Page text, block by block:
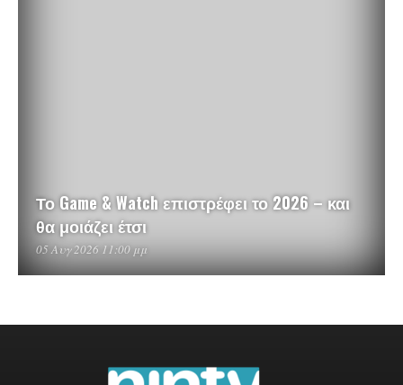
Το Game & Watch επιστρέφει το 2026 – και
θα μοιάζει έτσι
05 Αυγ 2026 11:00 μμ